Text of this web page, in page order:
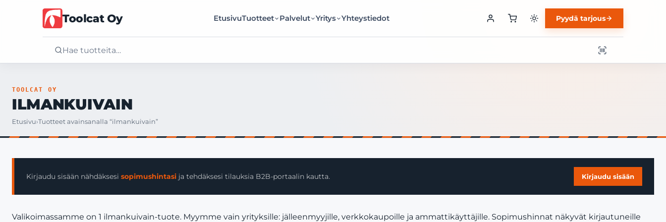
Toolcat Oy EtusivuTuotteet Palvelut Yritys Yhteystiedot Pyydä tarjous
Tuotteet
Yritys
TOOLCAT OY
ILMANKUIVAIN
Etusivu›Tuotteet avainsanalla “ilmankuivain”
Kirjaudu sisään nähdäksesi sopimushintasi ja tehdäksesi tilauksia B2B-portaalin kautta. Kirjaudu sisään
Valikoimassamme on 1 ilmankuivain-tuote. Myymme vain yrityksille: jälleenmyyjille, verkkokaupoille ja ammattikäyttäjille. Sopimushinnat näkyvät kirjautuneille